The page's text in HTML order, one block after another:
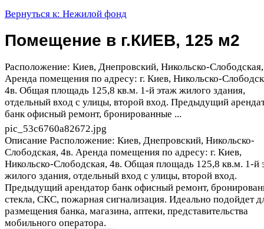
Вернуться к: Нежилой фонд
Помещение в г.КИЕВ, 125 м2
Расположение: Киев, Днепровский, Никольско-
Аренда помещения по адресу: г. Киев, Никольско-
4в. Общая площадь 125,8 кв.м. 1-й этаж жилого здания,
отдельный вход с улицы, второй вход. Предыдущий
банк офисный ремонт, бронированные ...
pic_53c6760a82672.jpg
Описание Расположение: Киев, Днепровский, Никольско-
Слободская, 4в. Аренда помещения по адресу: г. Киев,
Никольско-Слободская, 4в. Общая площадь 125,8 кв.м. 1-й
жилого здания, отдельный вход с улицы, второй вход.
Предыдущий арендатор банк офисный ремонт,
стекла, СКС, пожарная сигнализация. Идеально подойдет
размещения банка, магазина, аптеки, представительства
мобильного оператора.